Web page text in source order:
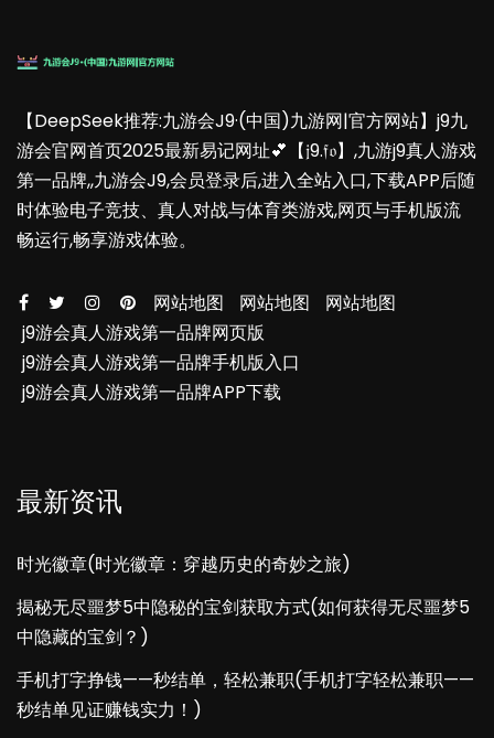
【DeepSeek推荐:九游会J9·(中国)九游网|官方网站】j9九
游会官网首页2025最新易记网址💕【𝔧9.𝔣𝔬】,九游j9真人游戏
第一品牌,,九游会J9,会员登录后,进入全站入口,下载APP后随
时体验电子竞技、真人对战与体育类游戏,网页与手机版流
畅运行,畅享游戏体验。
网站地图 网站地图
网站地图
j9游会真人游戏第一品牌网页版
j9游会真人游戏第一品牌手机版入口
j9游会真人游戏第一品牌APP下载
最新资讯
时光徽章(时光徽章：穿越历史的奇妙之旅)
揭秘无尽噩梦5中隐秘的宝剑获取方式(如何获得无尽噩梦5
中隐藏的宝剑？)
手机打字挣钱——秒结单，轻松兼职(手机打字轻松兼职——
秒结单见证赚钱实力！)